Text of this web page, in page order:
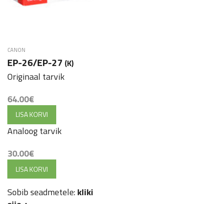
CANON
EP-26/EP-27 (K)
Originaal tarvik
64.00€
LISA KORVI
Analoog tarvik
30.00€
LISA KORVI
Sobib seadmetele:kliki